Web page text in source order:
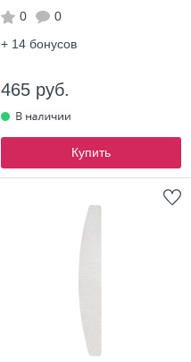
0
0
+ 14 бонусов
465 руб.
Купить